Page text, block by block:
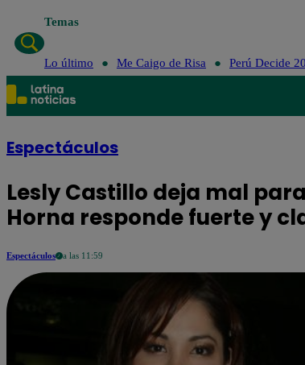
Temas
Lo último Me Caigo de Risa Perú Decide
Espectáculos
Lesly Castillo deja mal
Horna responde fuerte y
Espectáculos a las 11:59